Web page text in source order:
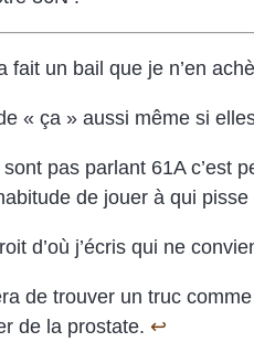
fait un bail que je n’en
« ça » aussi même si
pas parlant 61A c’est
de jouer à qui
d’où j’écris qui ne
de trouver un truc
de la prostate. ↩